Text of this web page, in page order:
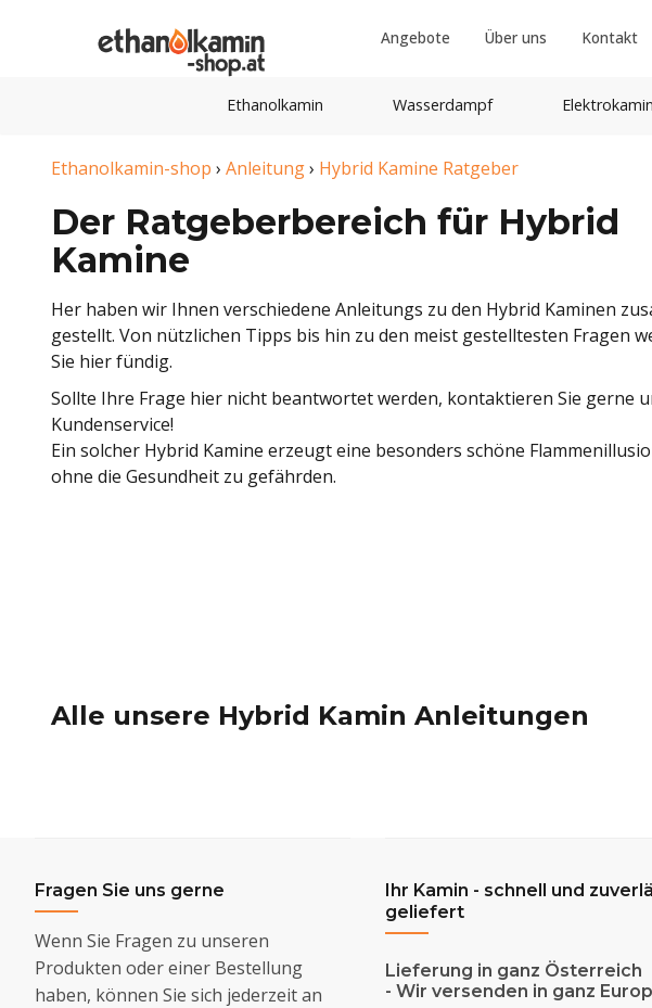
Angebote Über uns Kontakt
Ethanolkamin Wasserdampf Elektrokamin
Ethanolkamin-shop › Anleitung› Hybrid Kamine Ratgeber
Der Ratgeberbereich für Hybrid
Kamine
Her haben wir Ihnen verschiedene Anleitungs zu den Hybrid Kaminen
gestellt. Von nützlichen Tipps bis hin zu den meist gestelltesten Fragen
Sie hier fündig.
Sollte Ihre Frage hier nicht beantwortet werden, kontaktieren Sie gerne
Kundenservice!
Ein solcher Hybrid Kamine erzeugt eine besonders schöne
ohne die Gesundheit zu gefährden.
Alle unsere Hybrid Kamin Anleitungen
Fragen Sie uns gerne
Wenn Sie Fragen zu unseren
Produkten oder einer Bestellung
haben, können Sie sich jederzeit an
Ihr Kamin - schnell und
geliefert
Lieferung in ganz Österreich
- Wir versenden in ganz